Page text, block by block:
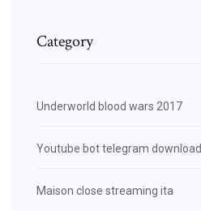
Category
Underworld blood wars 2017
Youtube bot telegram download
Maison close streaming ita